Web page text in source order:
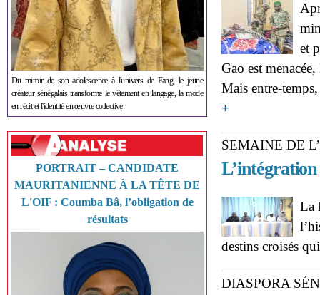
Du miroir de son adolescence à l'univers de Fang, le jeune
créateur sénégalais transforme le vêtement en langage, la mode
en récit et l'identité en œuvre collective.
PORTRAIT – CANDIDATE
MAURITANIENNE À LA TÊTE DE
L'OIF : Coumba Bâ, l’obligation de
résultats
et
Gao est
Mais entre-
+
SEMAINE DE
L’intégration
La
destins croisés
DIASPORA